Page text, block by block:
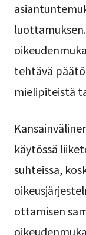
tehtävä
mielipiteistä
käytössä
suhteissa,
ottamisen